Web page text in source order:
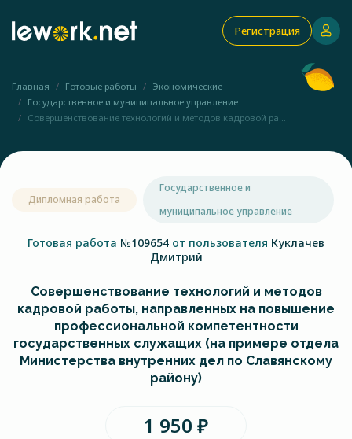
Регистрация
Главная Готовые работы
Экономические
Государственное и муниципальное управление
Совершенствование технологий и методов кадровой ра...
Дипломная работа
Государственное и
муниципальное управление
Готовая работа №109654 от пользователя Куклачев
Дмитрий
Совершенствование технологий и методов
кадровой работы, направленных на повышение
профессиональной компетентности
государственных служащих (на примере отдела
Министерства внутренних дел по Славянскому
району)
1 950 ₽